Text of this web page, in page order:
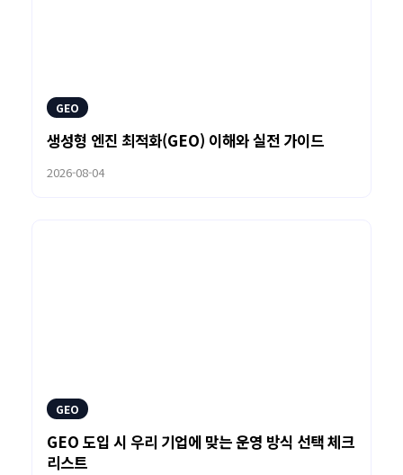
GEO
생성형 엔진 최적화(GEO) 이해와 실전 가이드
2026-08-04
GEO
GEO 도입 시 우리 기업에 맞는 운영 방식 선택 체크
리스트